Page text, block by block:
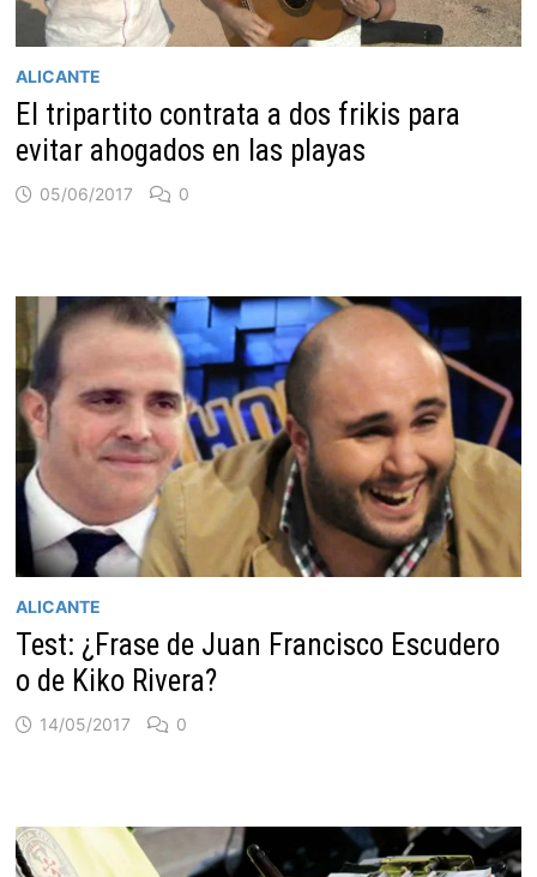
ALICANTE
El tripartito contrata a dos frikis para
evitar ahogados en las playas
05/06/2017 0
ALICANTE
Test: ¿Frase de Juan Francisco Escudero
o de Kiko Rivera?
14/05/2017 0